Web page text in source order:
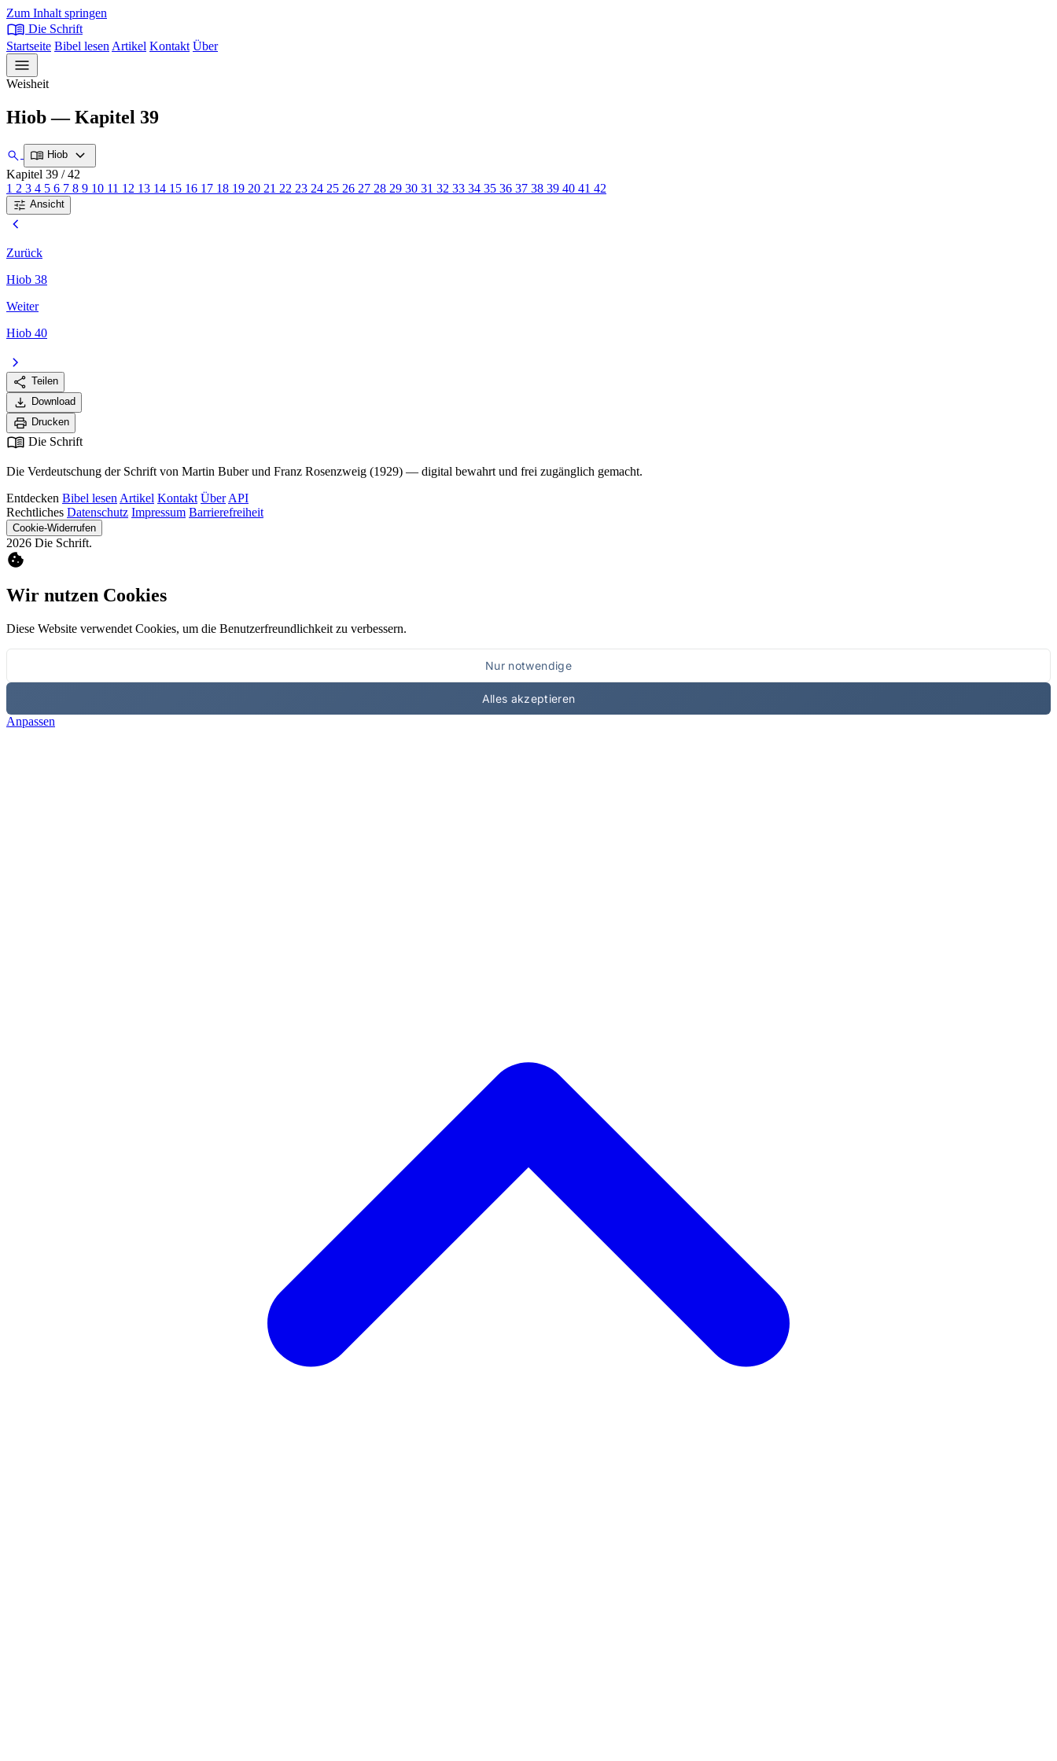
Zum Inhalt springen
menu_book Die Schrift
Startseite Bibel lesen Artikel Kontakt Über
menu
Weisheit
Hiob — Kapitel 39
search menu_book Hiob expand_more
Kapitel 39 / 42
1 2 3 4 5 6 7 8 9 10 11 12 13 14 15 16 17 18 19 20 21 22 23 24 25 26 27 28 29 30 31 32 33 34 35 36 37 38 39 40 41 42
tune Ansicht
chevron_left
Zurück
Hiob 38
Weiter
Hiob 40
chevron_right
share Teilen
download Download
print Drucken
menu_book Die Schrift
Die Verdeutschung der Schrift von Martin Buber und Franz Rosenzweig (1929) — digital bewahrt und frei zugänglich gemacht.
Entdecken Bibel lesen Artikel Kontakt Über API
Rechtliches Datenschutz Impressum Barrierefreiheit
Cookie-Widerrufen
2026 Die Schrift.
cookie
Wir nutzen Cookies
Diese Website verwendet Cookies, um die Benutzerfreundlichkeit zu verbessern.
Nur notwendige
Alles akzeptieren
Anpassen